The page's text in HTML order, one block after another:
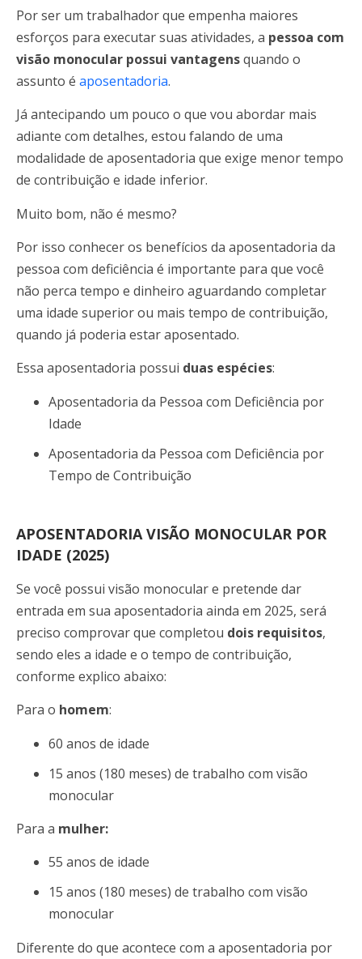
Por ser um trabalhador que empenha maiores
esforços para executar suas atividades, a pessoa com
visão monocular possui vantagensquando o
assunto é aposentadoria.
Já antecipando um pouco o que vou abordar mais
adiante com detalhes, estou falando de uma
modalidade de aposentadoria que exige menor tempo
de contribuição e idade inferior.
Muito bom, não é mesmo?
Por isso conhecer os benefícios da aposentadoria da
pessoa com deficiência é importante para que você
não perca tempo e dinheiro aguardando completar
uma idade superior ou mais tempo de contribuição,
quando já poderia estar aposentado.
Essa aposentadoria possui duas espécies:
Aposentadoria da Pessoa com Deficiência por
Idade
Aposentadoria da Pessoa com Deficiência por
Tempo de Contribuição
APOSENTADORIA VISÃO MONOCULAR POR
IDADE (2025)
Se você possui visão monocular e pretende dar
entrada em sua aposentadoria ainda em 2025, será
preciso comprovar que completou dois requisitos,
sendo eles a idade e o tempo de contribuição,
conforme explico abaixo:
Para o homem:
60 anos de idade
15 anos (180 meses) de trabalho com visão
monocular
Para a mulher:
55 anos de idade
15 anos (180 meses) de trabalho com visão
monocular
Diferente do que acontece com a aposentadoria por